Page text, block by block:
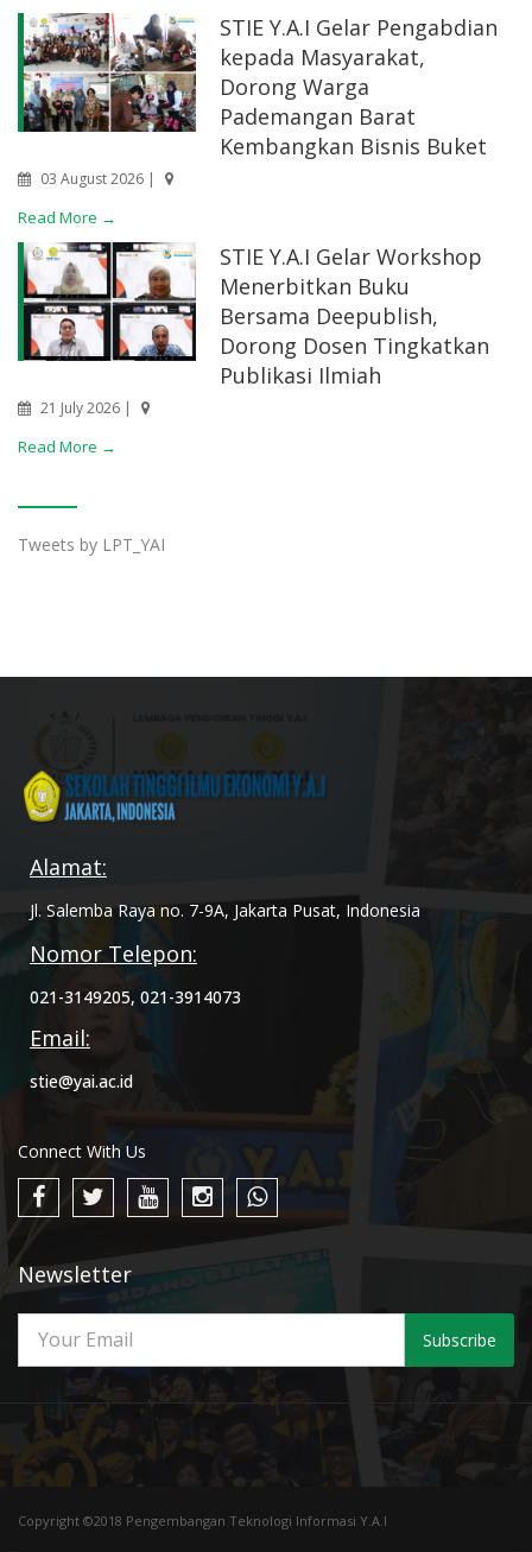
STIE Y.A.I Gelar Pengabdian
kepada Masyarakat,
Dorong Warga
Pademangan Barat
Kembangkan Bisnis Buket
03 August 2026 |
Read More →
STIE Y.A.I Gelar Workshop
Menerbitkan Buku
Bersama Deepublish,
Dorong Dosen Tingkatkan
Publikasi Ilmiah
21 July 2026 |
Read More →
Tweets by LPT_YAI
Alamat:
Jl. Salemba Raya no. 7-9A, Jakarta Pusat, Indonesia
Nomor Telepon:
021-3149205, 021-3914073
Email:
stie@yai.ac.id
Connect With Us
Newsletter
Subscribe
Copyright ©2018 Pengembangan Teknologi Informasi Y.A.I